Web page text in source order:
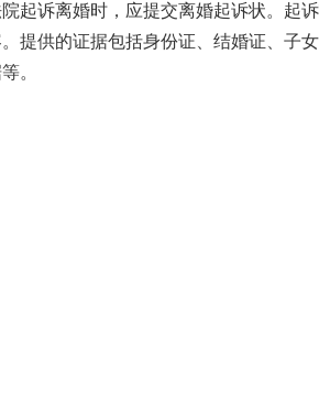
起诉离婚时，应提交离婚起诉状。起
提供的证据包括身份证、结婚证、子
。